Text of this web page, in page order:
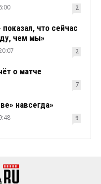
2
что сейчас
чем мы»
2
о матче
7
навсегда»
9